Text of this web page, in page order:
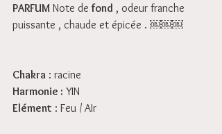
PARFUM Note de fond , odeur franche
puissante , chaude et épicée . ￼￼￼
Chakra : racine
Harmonie : YIN
Elément : Feu / AIr